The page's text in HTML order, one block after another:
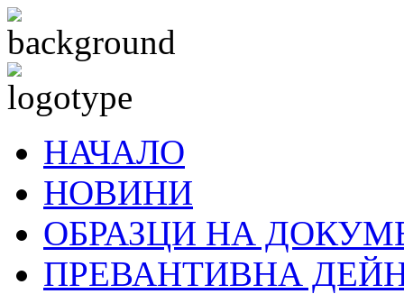
НАЧАЛО
НОВИНИ
ОБРАЗЦИ НА
ПРЕВАНТИВНА